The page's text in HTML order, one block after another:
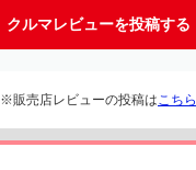
クルマレビューを投稿する
※販売店レビューの投稿は こちら